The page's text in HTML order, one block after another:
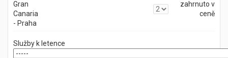
Gran
Canaria
- Praha
zahrnuto v
ceně
Služby k letence